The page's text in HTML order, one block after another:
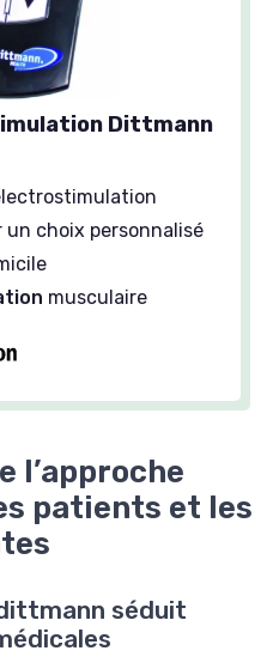
Dittmann
un choix personnalisé
musculaire
l’approche
patients et les
séduit